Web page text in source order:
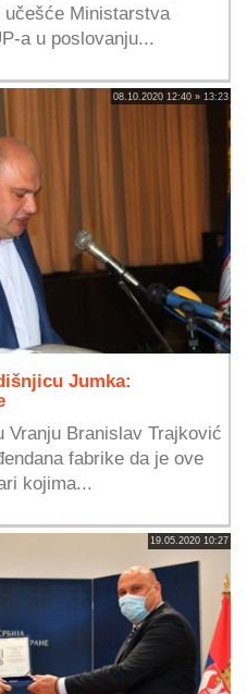
učešće Ministarstva
a u poslovanju...
08.10.2020 12:40 » 13:23
Jumka:
Vranju Branislav Trajković
fabrike da je ove
kojima...
19.05.2020 10:27